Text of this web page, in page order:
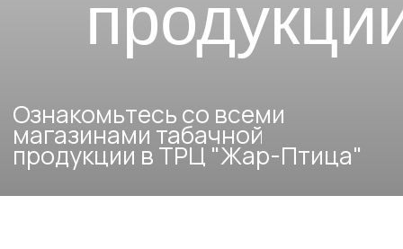
Ознакомьтесь со всеми
магазинами табачной
продукции в ТРЦ "Жар-Птица"